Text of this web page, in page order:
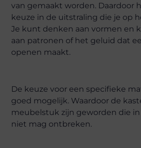
van gemaakt worden. Daardoor
keuze in de uitstraling die je op
Je kunt denken aan vormen en
aan patronen of het geluid dat
openen maakt.
De keuze voor een specifieke
goed mogelijk. Waardoor de
meubelstuk zijn geworden die
niet mag ontbreken.